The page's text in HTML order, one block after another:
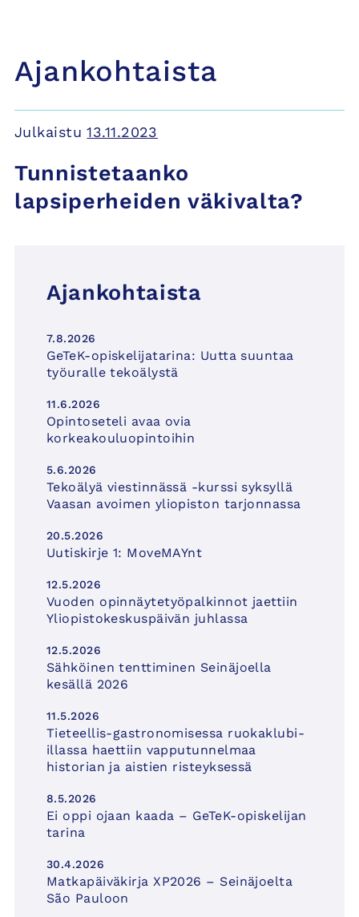
Ajankohtaista
Tunnistetaanko
lapsiperheiden väkivalta?
Julkaistu13.11.2023
Ajankohtaista
7.8.2026
GeTeK-opiskelijatarina: Uutta suuntaa
työuralle tekoälystä
11.6.2026
Opintoseteli avaa ovia
korkeakouluopintoihin
5.6.2026
Tekoälyä viestinnässä -kurssi syksyllä
Vaasan avoimen yliopiston tarjonnassa
20.5.2026
Uutiskirje 1: MoveMAYnt
12.5.2026
Vuoden opinnäytetyöpalkinnot jaettiin
Yliopistokeskuspäivän juhlassa
12.5.2026
Sähköinen tenttiminen Seinäjoella
kesällä 2026
11.5.2026
Tieteellis-gastronomisessa ruokaklubi-
illassa haettiin vapputunnelmaa
historian ja aistien risteyksessä
8.5.2026
Ei oppi ojaan kaada – GeTeK-opiskelijan
tarina
30.4.2026
Matkapäiväkirja XP2026 – Seinäjoelta
São Pauloon